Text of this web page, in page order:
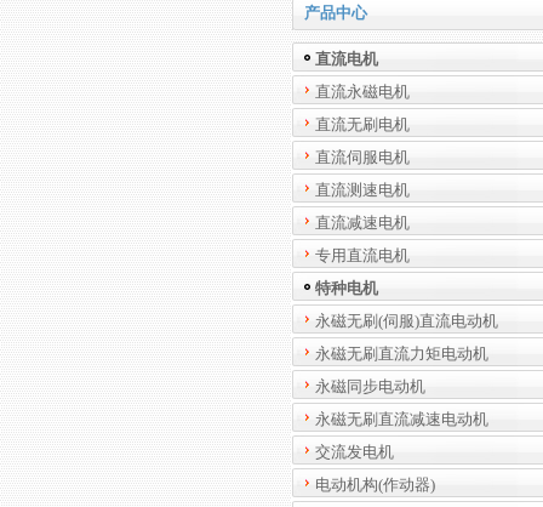
产品中心
直流电机
直流永磁电机
直流无刷电机
直流伺服电机
直流测速电机
直流减速电机
专用直流电机
特种电机
永磁无刷(伺服)直流电动机
永磁无刷直流力矩电动机
永磁同步电动机
永磁无刷直流减速电动机
交流发电机
电动机构(作动器)